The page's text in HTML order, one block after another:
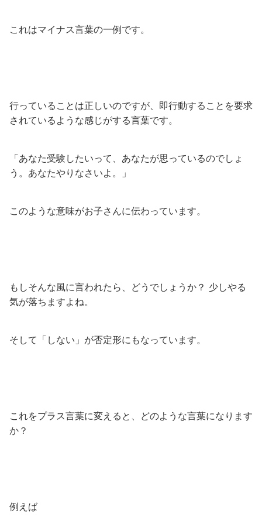
これはマイナス言葉の一例です。
行っていることは正しいのですが、即行動することを要求
されているような感じがする言葉です。
「あなた受験したいって、あなたが思っているのでしょ
う。あなたやりなさいよ。」
このような意味がお子さんに伝わっています。
もしそんな風に言われたら、どうでしょうか？ 少しやる
気が落ちますよね。
そして「しない」が否定形にもなっています。
これをプラス言葉に変えると、どのような言葉になります
か？
例えば